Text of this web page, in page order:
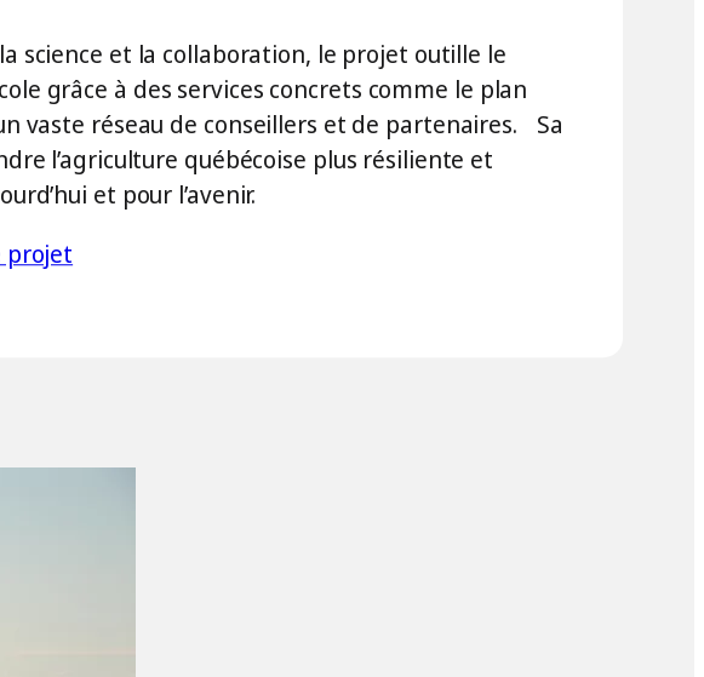
science et la collaboration, le projet outille le
grâce à des services concrets comme le plan
vaste réseau de conseillers et de partenaires. Sa
l’agriculture québécoise plus résiliente et
et pour l’avenir.
projet